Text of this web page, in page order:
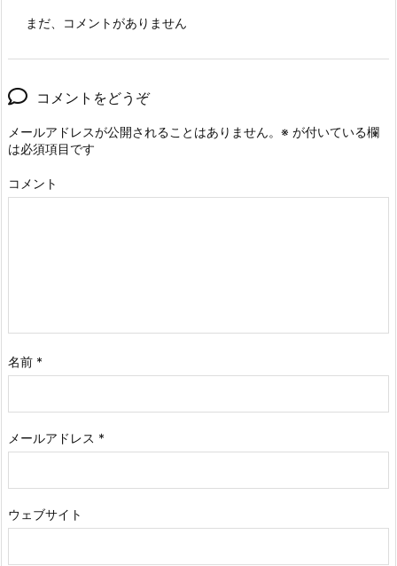
まだ、コメントがありません
コメントをどうぞ
メールアドレスが公開されることはありません。 ※ が付いている欄
は必須項目です
コメント
名前 *
メールアドレス *
ウェブサイト